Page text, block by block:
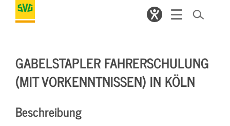
GABELSTAPLER FAHRERSCHULUNG
(MIT VORKENNTNISSEN) IN KÖLN
Beschreibung